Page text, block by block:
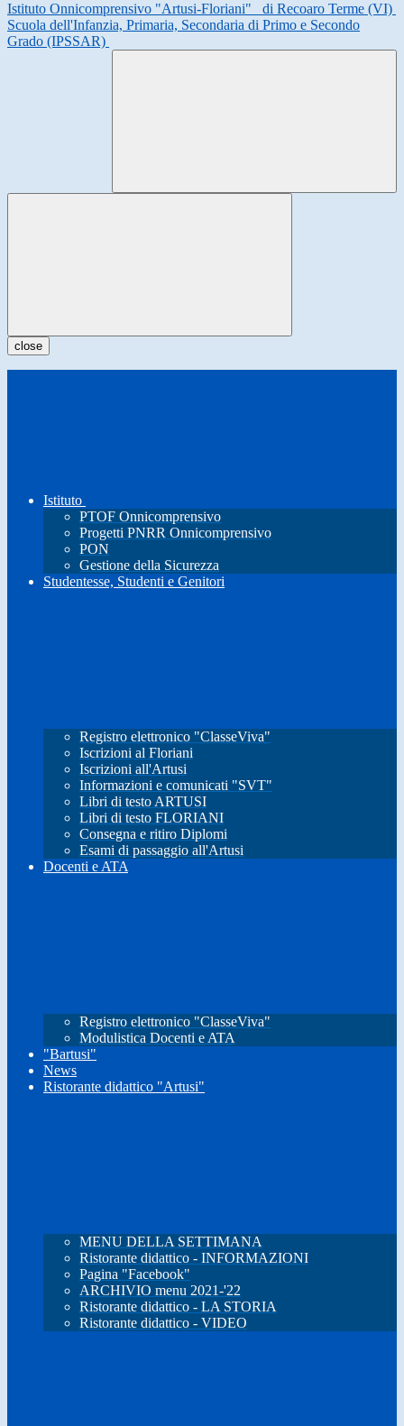
Istituto Onnicomprensivo "Artusi-Floriani"
di Recoaro Terme (VI)
Scuola dell'Infanzia, Primaria, Secondaria di Primo e Secondo
Grado (IPSSAR)
close
Istituto
PTOF Onnicomprensivo
Progetti PNRR Onnicomprensivo
PON
Gestione della Sicurezza
Studentesse, Studenti e Genitori
Registro elettronico "ClasseViva"
Iscrizioni al Floriani
Iscrizioni all'Artusi
Informazioni e comunicati "SVT"
Libri di testo ARTUSI
Libri di testo FLORIANI
Consegna e ritiro Diplomi
Esami di passaggio all'Artusi
Docenti e ATA
Registro elettronico "ClasseViva"
Modulistica Docenti e ATA
"Bartusi"
News
Ristorante didattico "Artusi"
MENU DELLA SETTIMANA
Ristorante didattico - INFORMAZIONI
Pagina "Facebook"
ARCHIVIO menu 2021-'22
Ristorante didattico - LA STORIA
Ristorante didattico - VIDEO